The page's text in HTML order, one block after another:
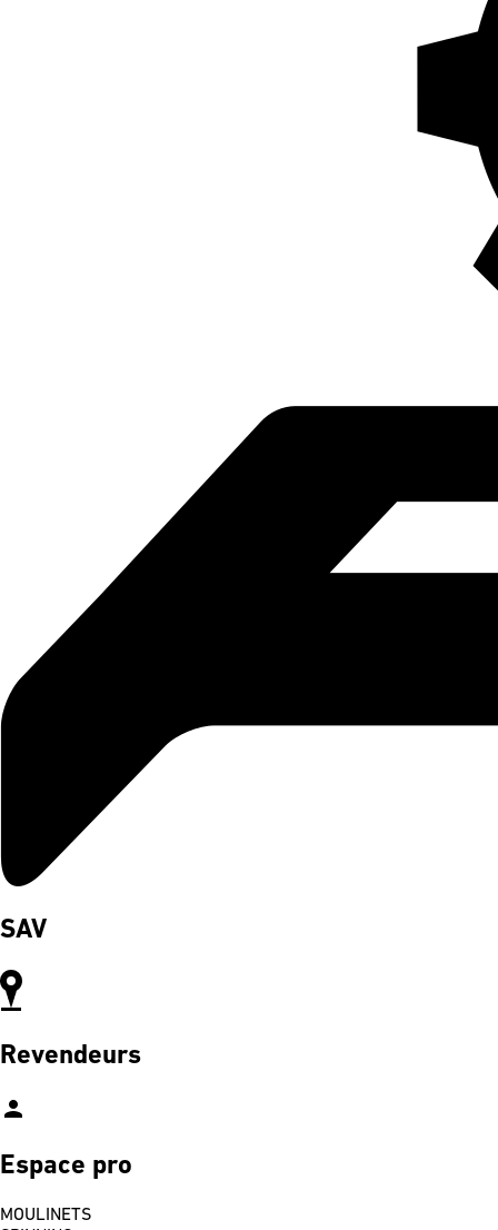
SAV
Revendeurs
person
Espace pro
MOULINETS